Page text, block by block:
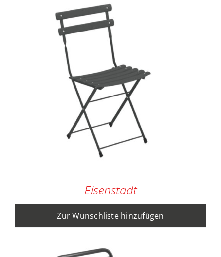
Eisenstadt
Zur Wunschliste hinzufügen